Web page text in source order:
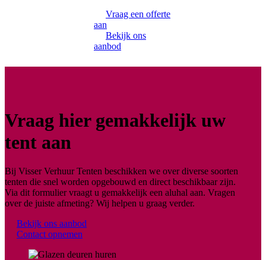
Vraag een offerte
aan
Bekijk ons
aanbod
Vraag hier gemakkelijk uw
tent aan
Bij Visser Verhuur Tenten beschikken we over diverse soorten
tenten die snel worden opgebouwd en direct beschikbaar zijn.
Via dit formulier vraagt u gemakkelijk een aluhal aan. Vragen
over de juiste afmeting? Wij helpen u graag verder.
Bekijk ons aanbod
Contact opnemen